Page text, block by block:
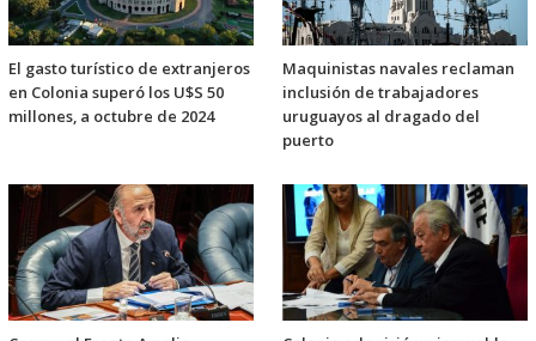
El gasto turístico de extranjeros
en Colonia superó los U$S 50
millones, a octubre de 2024
Maquinistas navales reclaman
inclusión de trabajadores
uruguayos al dragado del
puerto